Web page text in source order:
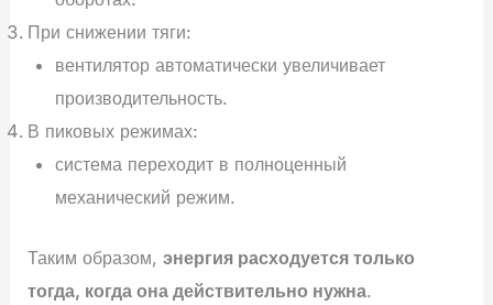
При снижении тяги:
вентилятор автоматически увеличивает
производительность.
В пиковых режимах:
система переходит в полноценный
механический режим.
Таким образом,энергия расходуется только
тогда, когда она действительно нужна.